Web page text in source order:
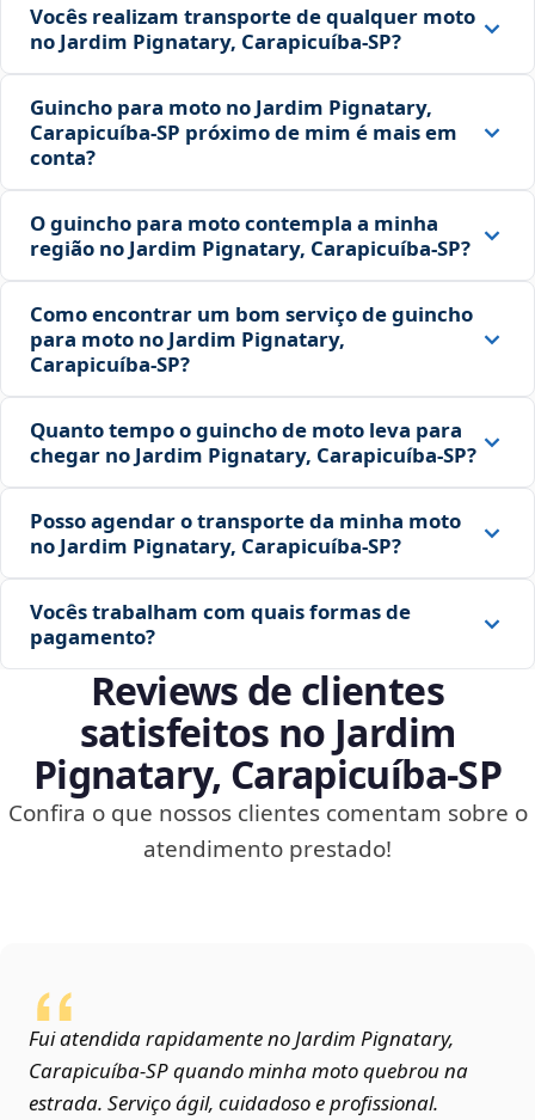
Vocês realizam transporte de qualquer moto
no Jardim Pignatary, Carapicuíba‑SP?
Guincho para moto no Jardim Pignatary,
Carapicuíba‑SP próximo de mim é mais em
conta?
O guincho para moto contempla a minha
região no Jardim Pignatary, Carapicuíba‑SP?
Como encontrar um bom serviço de guincho
para moto no Jardim Pignatary,
Carapicuíba‑SP?
Quanto tempo o guincho de moto leva para
chegar no Jardim Pignatary, Carapicuíba‑SP?
Posso agendar o transporte da minha moto
no Jardim Pignatary, Carapicuíba‑SP?
Vocês trabalham com quais formas de
pagamento?
Reviews de clientes
satisfeitos no Jardim
Pignatary, Carapicuíba‑SP
Confira o que nossos clientes comentam sobre o
atendimento prestado!
Fui atendida rapidamente no Jardim Pignatary,
Carapicuíba‑SP quando minha moto quebrou na
estrada. Serviço ágil, cuidadoso e profissional.